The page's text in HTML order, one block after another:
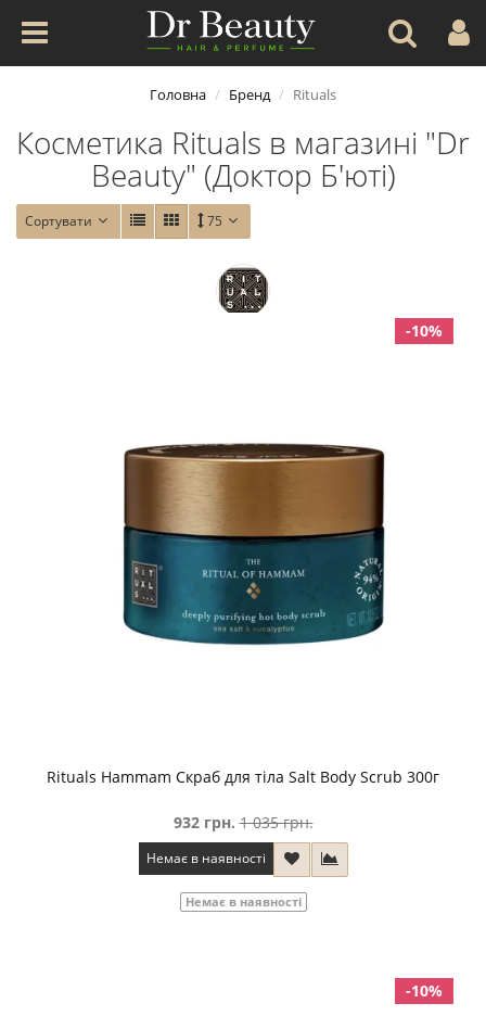
Головна Бренд Rituals
Косметика Rituals в магазині "Dr
Beauty" (Доктор Б'юті)
Сортувати 75
-10%
Rituals Hammam Скраб для тіла Salt Body Scrub 300г
932 грн. 1 035 грн.
Немає в наявності
Немає в наявності
-10%